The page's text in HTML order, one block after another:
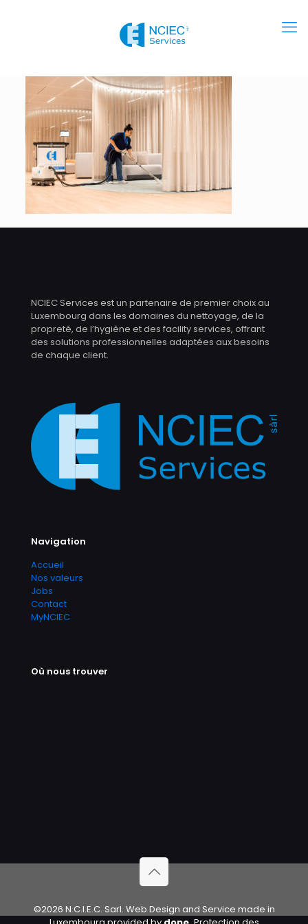
NCIEC Services est un partenaire de premier choix au
Luxembourg dans les domaines du nettoyage, de la
propreté, de l’hygiène et des facility services, offrant
des solutions professionnelles adaptées aux besoins
de chaque client.
Navigation
Accueil
Nos valeurs
Jobs
Contact
MyNCIEC
Où nous trouver
©2026 N.C.I.E.C. Sarl. Web Design and Service made in